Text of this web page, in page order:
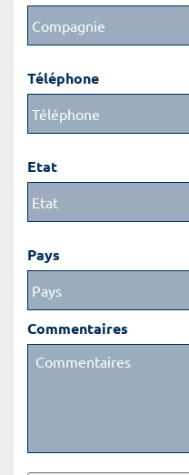
Téléphone
Etat
Pays
Commentaires